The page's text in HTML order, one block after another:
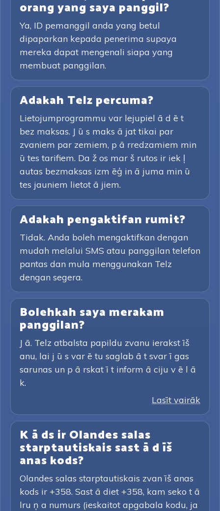
orang yang saya panggil?
Ya, ID pemanggil anda yang betul
dipaparkan kepada penerima supaya
mereka dapat mengenali siapa yang
membuat panggilan.
Adakah Telz percuma?
Lietojumprogrammu var lejupiel ā d ē t
bez maksas. J ū s maks ā jat tikai par
zvaniem par zemiem, p ā rredzamiem min
ū tes tarifiem. Da ž os mar š rutos ir iek ļ
autas bezmaksas izm ēģ in ā juma min ū
tes jauniem lietot ā jiem.
Adakah pengaktifan rumit?
Tidak. Anda boleh mengaktifkan dengan
mudah melalui SMS atau panggilan telefon
pantas dan mula menggunakan Telz
dengan segera.
Bolehkah saya merakam
panggilan?
J ā. Telz atbalsta papildu zvanu ierakst īš
anu, lai j ū s var ē tu saglab ā t svar ī gas
sarunas un p ā rskat ī t inform ā ciju v ē l ā
k.
Lasīt vairāk
K ā ds ir Olandes salas
starptautiskais sast ā d īš
anas kods?
Olandes salas starptautiskais zvan īš anas
kods ir +358. Sast ā diet +358, kam seko t ā
lru ņ a numurs (ieskaitot apgabala kodu, ja